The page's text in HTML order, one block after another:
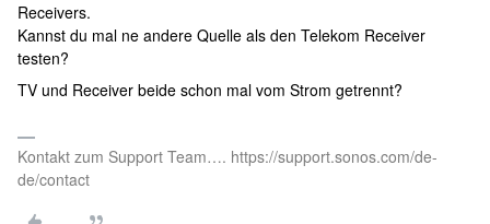
Receivers.
Kannst du mal ne andere Quelle als den Telekom Receiver
testen?
TV und Receiver beide schon mal vom Strom getrennt?
Kontakt zum Support Team…. https://support.sonos.com/de-
de/contact